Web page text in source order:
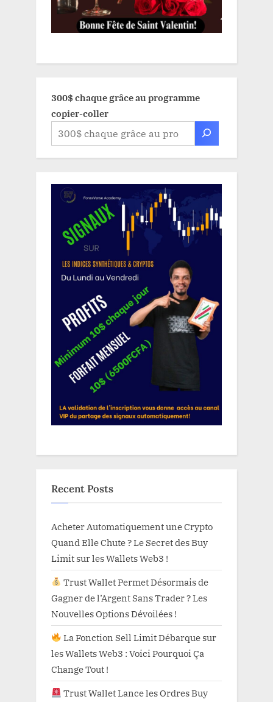
300$ chaque grâce au programme
copier-coller
Recent Posts
Acheter Automatiquement une Crypto
Quand Elle Chute ? Le Secret des Buy
Limit sur les Wallets Web3 !
Trust Wallet Permet Désormais de
Gagner de l’Argent Sans Trader ? Les
Nouvelles Options Dévoilées !
La Fonction Sell Limit Débarque sur
les Wallets Web3 : Voici Pourquoi Ça
Change Tout !
Trust Wallet Lance les Ordres Buy